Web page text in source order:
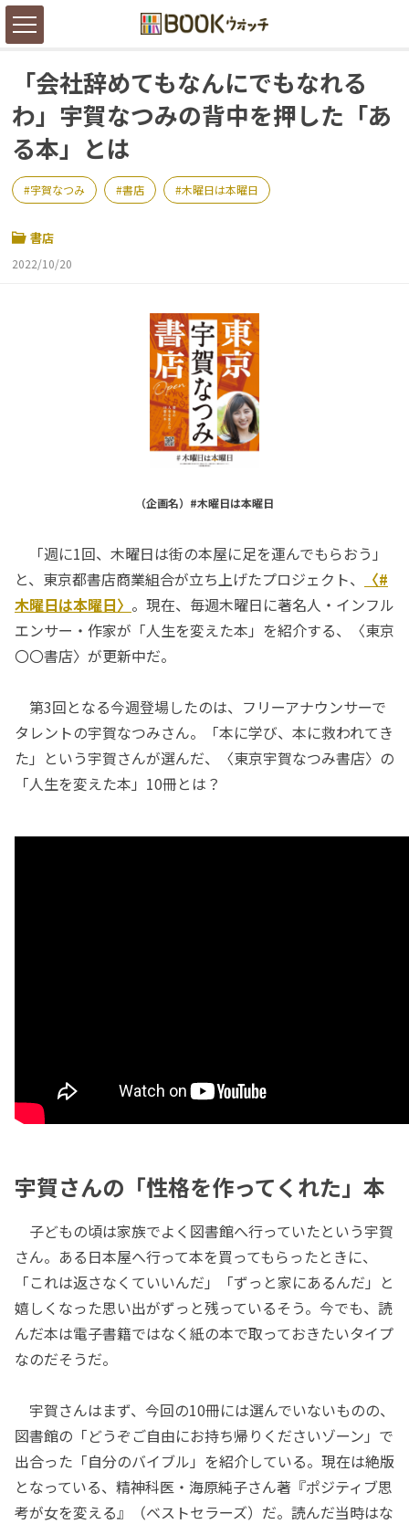
「会社辞めてもなんにでもなれる
わ」宇賀なつみの背中を押した「あ
る本」とは
宇賀なつみ 書店 木曜日は本曜日
書店
2022/10/20
（企画名）#木曜日は本曜日
「週に1回、木曜日は街の本屋に足を運んでもらおう」
と、東京都書店商業組合が立ち上げたプロジェクト、
〈#
木曜日は本曜日〉 。現在、毎週木曜日に著名人・インフル
エンサー・作家が「人生を変えた本」を紹介する、〈東京
〇〇書店〉が更新中だ。
第3回となる今週登場したのは、フリーアナウンサーで
タレントの宇賀なつみさん。「本に学び、本に救われてき
た」という宇賀さんが選んだ、〈東京宇賀なつみ書店〉の
「人生を変えた本」10冊とは？
宇賀さんの「性格を作ってくれた」本
子どもの頃は家族でよく図書館へ行っていたという宇賀
さん。ある日本屋へ行って本を買ってもらったときに、
「これは返さなくていいんだ」「ずっと家にあるんだ」と
嬉しくなった思い出がずっと残っているそう。今でも、読
んだ本は電子書籍ではなく紙の本で取っておきたいタイプ
なのだそうだ。
宇賀さんはまず、今回の10冊には選んでいないものの、
図書館の「どうぞご自由にお持ち帰りくださいゾーン」で
出合った「自分のバイブル」を紹介している。現在は絶版
となっている、精神科医・海原純子さん著『ポジティブ思
考が女を変える』（ベストセラーズ）だ。読んだ当時はな